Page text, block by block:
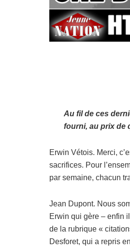
Au fil de ces
fourni, au prix de
Erwin Vétois. Merci,
sacrifices. Pour
par semaine, chacun
Jean Dupont. Nous
Erwin qui gère – enfin
de la rubrique «
Desforet, qui a repris